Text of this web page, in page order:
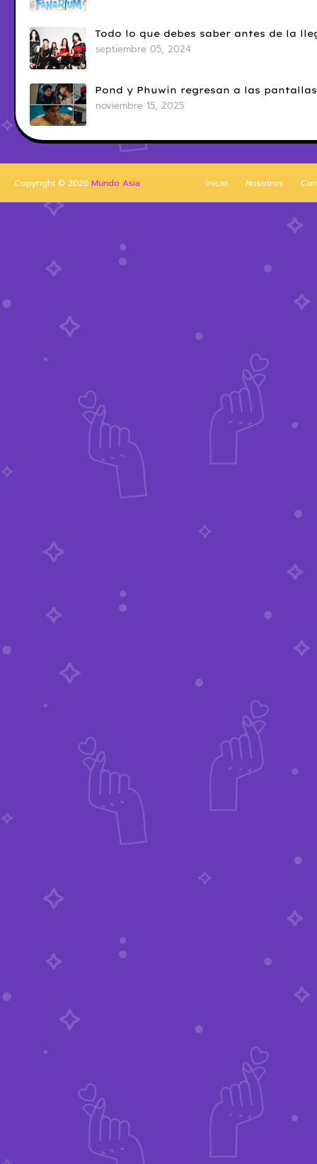
Todo lo que debes saber antes de la
septiembre 05, 2024
Pond y Phuwin regresan a las
noviembre 15, 2025
Inicio Nosotros
Copyright © 2026 Mundo Asia